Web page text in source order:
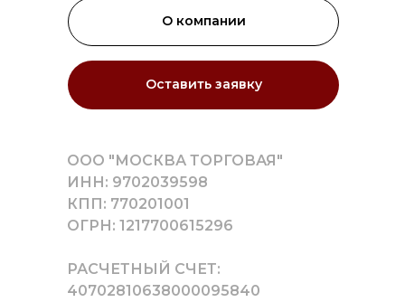
Оставить заявку
О компании
ООО "МОСКВА ТОРГОВАЯ"
ИНН: 9702039598
КПП: 770201001
ОГРН: 1217700615296
РАСЧЕТНЫЙ СЧЕТ:
40702810638000095840